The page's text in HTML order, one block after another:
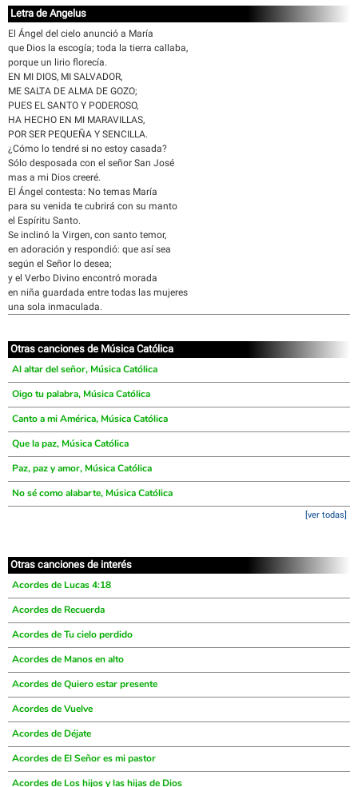
Letra de Angelus
El Ángel del cielo anunció a María
que Dios la escogía; toda la tierra callaba,
porque un lirio florecía.
EN MI DIOS, MI SALVADOR,
ME SALTA DE ALMA DE GOZO;
PUES EL SANTO Y PODEROSO,
HA HECHO EN MI MARAVILLAS,
POR SER PEQUEÑA Y SENCILLA.
¿Cómo lo tendré si no estoy casada?
Sólo desposada con el señor San José
mas a mi Dios creeré.
El Ángel contesta: No temas María
para su venida te cubrirá con su manto
el Espíritu Santo.
Se inclinó la Virgen, con santo temor,
en adoración y respondió: que así sea
según el Señor lo desea;
y el Verbo Divino encontró morada
en niña guardada entre todas las mujeres
una sola inmaculada.
Otras canciones de Música Católica
Al altar del señor, Música Católica
Oigo tu palabra, Música Católica
Canto a mi América, Música Católica
Que la paz, Música Católica
Paz, paz y amor, Música Católica
No sé como alabarte, Música Católica
[ver todas]
Otras canciones de interés
Acordes de Lucas 4:18
Acordes de Recuerda
Acordes de Tu cielo perdido
Acordes de Manos en alto
Acordes de Quiero estar presente
Acordes de Vuelve
Acordes de Déjate
Acordes de El Señor es mi pastor
Acordes de Los hijos y las hijas de Dios